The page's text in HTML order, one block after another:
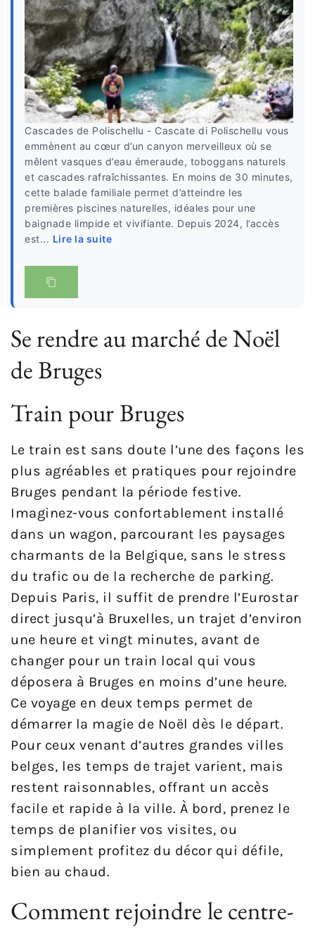
Cascades de Polischellu - Cascate di Polischellu vous
emmènent au cœur d’un canyon merveilleux où se
mêlent vasques d’eau émeraude, toboggans naturels
et cascades rafraîchissantes. En moins de 30 minutes,
cette balade familiale permet d’atteindre les
premières piscines naturelles, idéales pour une
baignade limpide et vivifiante. Depuis 2024, l’accès
est... Lire la suite
Se rendre au marché de Noël
de Bruges
Train pour Bruges
Le train est sans doute l’une des façons les
plus agréables et pratiques pour rejoindre
Bruges pendant la période festive.
Imaginez-vous confortablement installé
dans un wagon, parcourant les paysages
charmants de la Belgique, sans le stress
du trafic ou de la recherche de parking.
Depuis Paris, il suffit de prendre l’Eurostar
direct jusqu’à Bruxelles, un trajet d’environ
une heure et vingt minutes, avant de
changer pour un train local qui vous
déposera à Bruges en moins d’une heure.
Ce voyage en deux temps permet de
démarrer la magie de Noël dès le départ.
Pour ceux venant d’autres grandes villes
belges, les temps de trajet varient, mais
restent raisonnables, offrant un accès
facile et rapide à la ville. À bord, prenez le
temps de planifier vos visites, ou
simplement profitez du décor qui défile,
bien au chaud.
Comment rejoindre le centre-